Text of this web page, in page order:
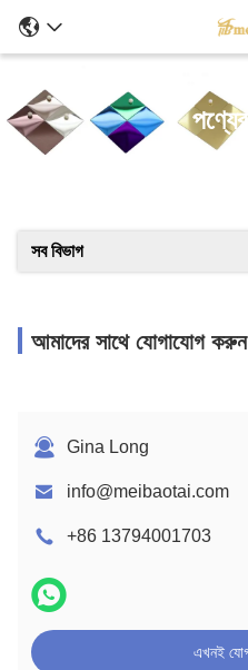
সব বিভাগ
আমাদের সাথে যোগাযোগ করুন
Gina Long
info@meibaotai.com
+86 13794001703
এখনই